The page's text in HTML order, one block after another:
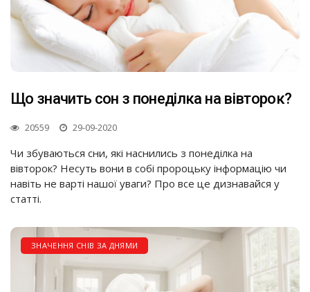
Що значить сон з понеділка на вівторок?
20559 29-09-2020
Чи збуваються сни, які наснились з понеділка на
вівторок? Несуть вони в собі пророцьку інформацію чи
навіть не варті нашої уваги? Про все це дизнавайся у
статті.
ЗНАЧЕННЯ СНІВ ЗА ДНЯМИ